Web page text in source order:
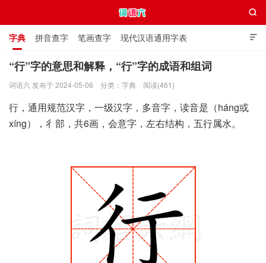

字典 拼音查字 笔画查字 现代汉语通用字表
通用规范汉字表 叠字大全 独体字大全 极简英语词典

“行”字的意思和解释，“行”字的成语和组词
词语六 发布于 2024-05-06 分类： 字典 阅读(461)
行，通用规范汉字，一级汉字，多音字，读音是（háng或
xíng），彳部，共6画，会意字，左右结构，五行属水。